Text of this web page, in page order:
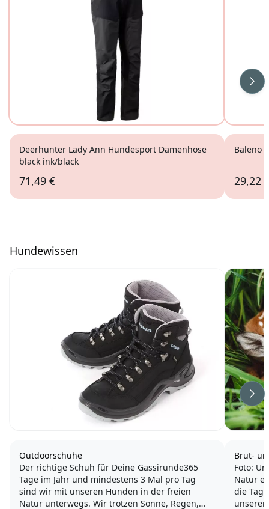
Deerhunter Lady Ann Hundesport Damenhose
black ink/black
71,49 €
Baleno
29,22
Hundewissen
Outdoorschuhe
Der richtige Schuh für Deine Gassirunde365
Tage im Jahr und mindestens 3 Mal pro Tag
sind wir mit unseren Hunden in der freien
Natur unterwegs. Wir trotzen Sonne, Regen,
Brut-
Foto:
Natur
die